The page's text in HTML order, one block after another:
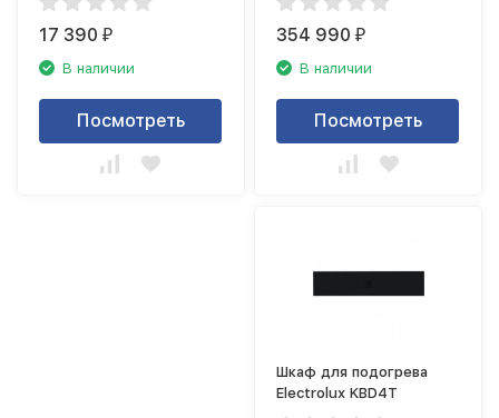
17 390₽
В наличии
Посмотреть
354 990₽
В наличии
Посмотреть
Шкаф для подогрева
Electrolux KBD4T